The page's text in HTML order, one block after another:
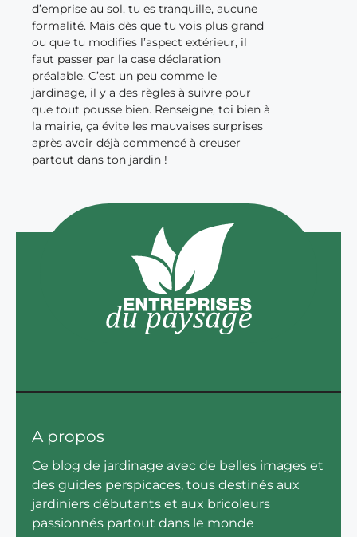
d’emprise au sol, tu es tranquille, aucune
formalité. Mais dès que tu vois plus grand
ou que tu modifies l’aspect extérieur, il
faut passer par la case déclaration
préalable. C’est un peu comme le
jardinage, il y a des règles à suivre pour
que tout pousse bien. Renseigne, toi bien à
la mairie, ça évite les mauvaises surprises
après avoir déjà commencé à creuser
partout dans ton jardin !
A propos
Ce blog de jardinage avec de belles images et
des guides perspicaces, tous destinés aux
jardiniers débutants et aux bricoleurs
passionnés partout dans le monde